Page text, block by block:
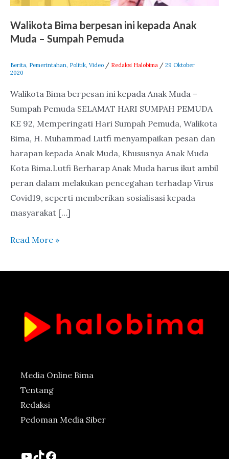
Walikota Bima berpesan ini kepada Anak
Muda – Sumpah Pemuda
Berita, Pemerintahan, Politik, Video / Redaksi Halobima / 29 Oktober
2020
Walikota Bima berpesan ini kepada Anak Muda –
Sumpah Pemuda SELAMAT HARI SUMPAH PEMUDA
KE 92, Memperingati Hari Sumpah Pemuda, Walikota
Bima, H. Muhammad Lutfi menyampaikan pesan dan
harapan kepada Anak Muda, Khususnya Anak Muda
Kota Bima.Lutfi Berharap Anak Muda harus ikut ambil
peran dalam melakukan pencegahan terhadap Virus
Covid19, seperti memberikan sosialisasi kepada
masyarakat […]
Pemuda
Read More »
Media Online Bima
Tentang
Redaksi
Pedoman Media Siber
YouTube
TikTok
Facebook